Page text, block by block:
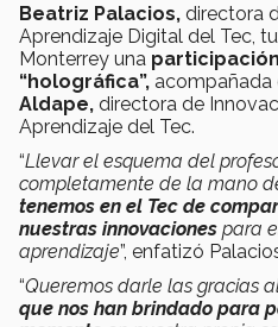
Beatriz Palacios, directora
Aprendizaje Digital del Tec,
Monterrey una participación
“holográfica”, acompañada
Aldape, directora de
Aprendizaje del Tec.
“Llevar el esquema del
completamente de la mano
tenemos en el Tec de
nuestras innovaciones para
aprendizaje”, enfatizó
“Queremos darle las gracias
que nos han brindado para